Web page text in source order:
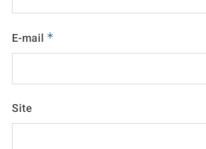
E-mail *
Site